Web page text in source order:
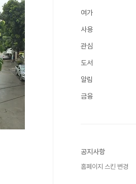
여가
사용
관심
도서
알림
금융
공지사항
홈페이지 스킨 변경